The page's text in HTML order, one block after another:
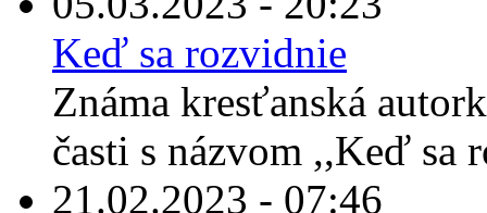
Keď sa rozvidnie
Známa kresťanská
časti s názvom ,,Keď sa
21.02.2023 - 07:46